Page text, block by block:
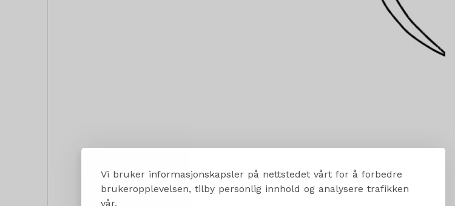
Vi bruker informasjonskapsler på nettstedet vårt for å forbedre
brukeropplevelsen, tilby personlig innhold og analysere trafikken
vår.